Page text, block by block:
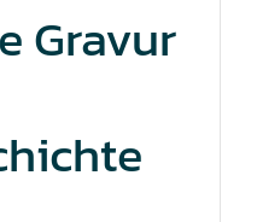
Gravur